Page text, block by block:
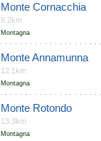
Monte Cornacchia
6.2km
Montagna
Monte Annamunna
12.1km
Montagna
Monte Rotondo
13.3km
Montagna